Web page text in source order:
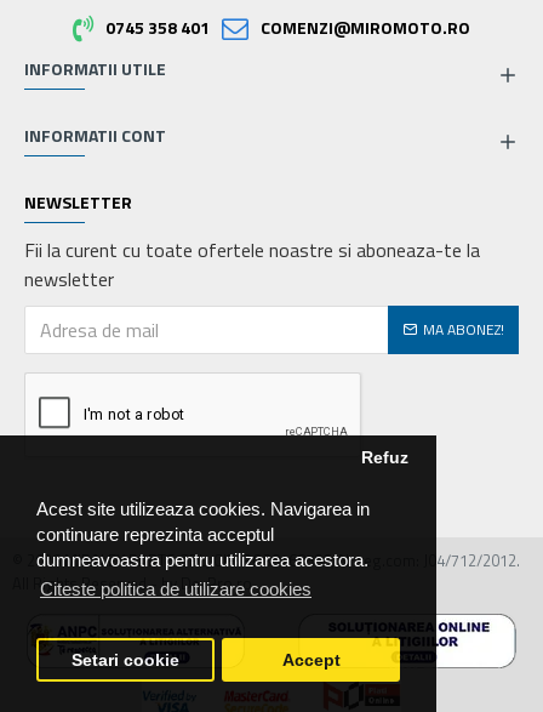
Acest site utilizeaza cookies. Navigarea in
continuare reprezinta acceptul
dumneavoastra pentru utilizarea acestora.
Citeste politica de utilizare cookies
Refuz
Setari cookie Accept
0745 358 401
COMENZI@MIROMOTO.RO
INFORMATII UTILE
INFORMATII CONT
NEWSLETTER
Fii la curent cu toate ofertele noastre si aboneaza-te la
newsletter
MA ABONEZ!
© 2026 MIRALEX PARTS SRL, CIF: RO30468586, Nr.reg.com: J04/712/2012.
All Rights Reserved - by DevPro.ro